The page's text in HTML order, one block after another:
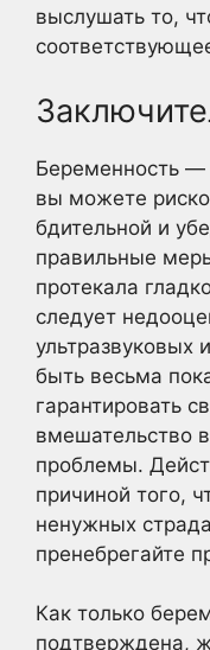
выслушать то,
Беременность —
вы можете
бдительной и
правильные
протекала
следует
ультразвуковых
быть весьма
гарантировать
вмешательство
проблемы.
причиной того,
ненужных
пренебрегайте
Как только
подтверждена,